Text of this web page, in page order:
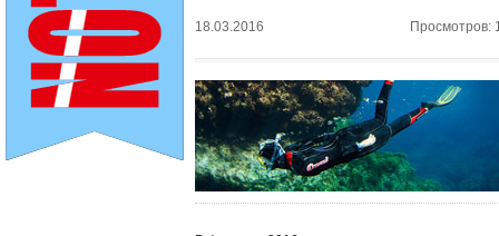
18.03.2016 Просмотров: